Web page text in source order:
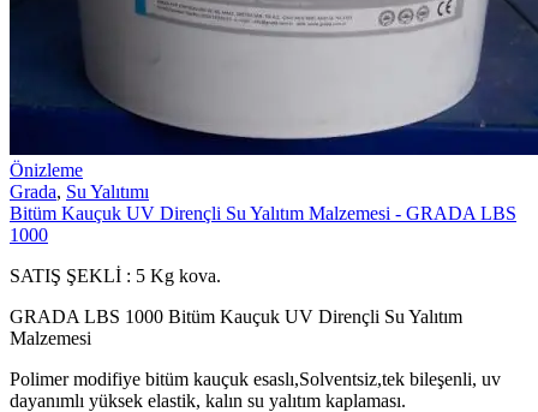
Önizleme
Grada, Su Yalıtımı
Bitüm Kauçuk UV Dirençli Su Yalıtım Malzemesi - GRADA LBS
1000
SATIŞ ŞEKLİ : 5 Kg kova.
GRADA LBS 1000 Bitüm Kauçuk UV Dirençli Su Yalıtım
Malzemesi
Polimer modifiye bitüm kauçuk esaslı,Solventsiz,tek bileşenli, uv
dayanımlı yüksek elastik, kalın su yalıtım kaplaması.